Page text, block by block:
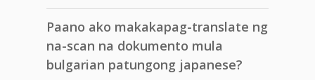
Paano ako makakapag-translate ng
na-scan na dokumento mula
bulgarian patungong japanese?